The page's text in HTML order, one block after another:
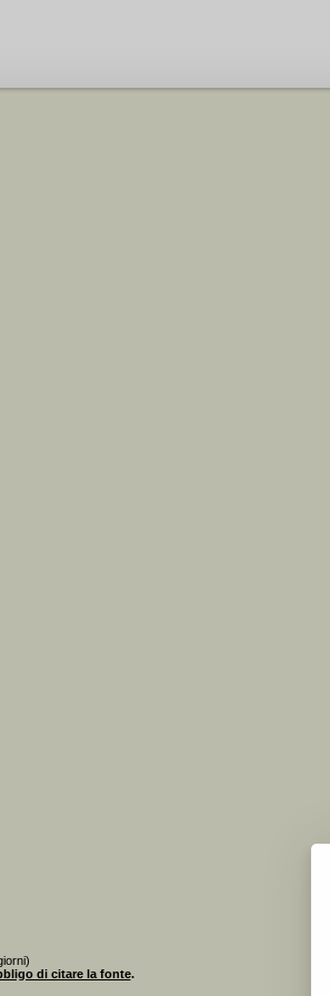
di citare la fonte.